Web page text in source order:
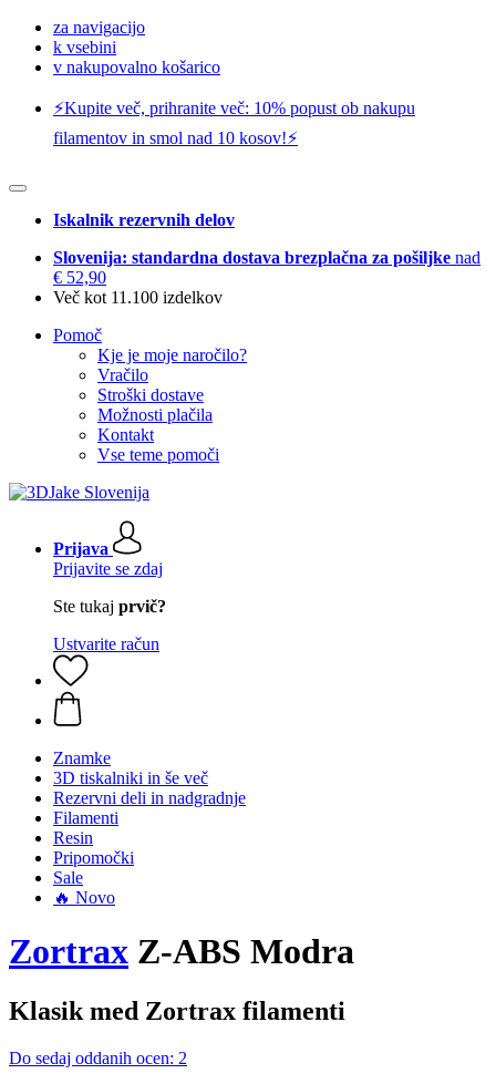
za navigacijo
k vsebini
v nakupovalno košarico
⚡️Kupite več, prihranite več: 10% popust ob nakupu
filamentov in smol nad 10 kosov!⚡️
Iskalnik rezervnih delov
Slovenija: standardna dostava brezplačna za pošiljke nad
€ 52,90
Več kot 11.100 izdelkov
Pomoč
Kje je moje naročilo?
Vračilo
Stroški dostave
Možnosti plačila
Kontakt
Vse teme pomoči
Prijava
Prijavite se zdaj
Ste tukaj prvič?
Ustvarite račun
Znamke
3D tiskalniki in še več
Rezervni deli in nadgradnje
Filamenti
Resin
Pripomočki
Sale
🔥 Novo
Zortrax Z-ABS Modra
Klasik med Zortrax filamenti
Do sedaj oddanih ocen: 2